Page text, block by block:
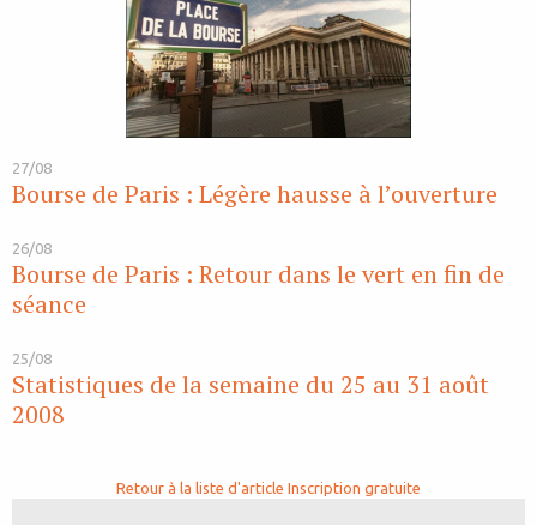
27/08
Bourse de Paris : Légère hausse à l’ouverture
26/08
Bourse de Paris : Retour dans le vert en fin de
séance
25/08
Statistiques de la semaine du 25 au 31 août
2008
Retour à la liste d'article Inscription gratuite